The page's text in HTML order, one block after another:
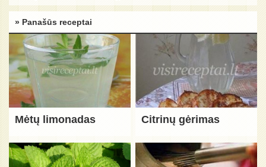
» Panašūs receptai
Mėtų limonadas Citrinų gėrimas